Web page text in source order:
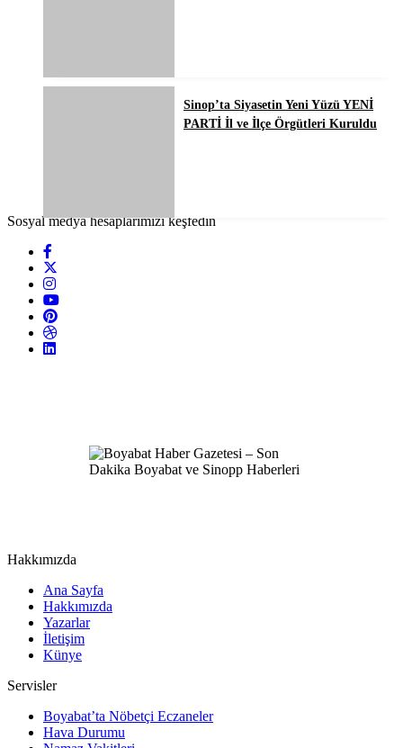
Sinop’ta Siyasetin Yeni Yüzü YENİ
PARTİ İl ve İlçe Örgütleri Kuruldu
Sosyal medya hesaplarımızı keşfedin
Hakkımızda
Ana Sayfa
Hakkımızda
Yazarlar
İletişim
Künye
Servisler
Boyabat’ta Nöbetçi Eczaneler
Hava Durumu